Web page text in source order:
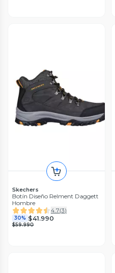
Skechers
Botín Diseño Relment Daggett
Hombre
4.7(3)
30% $41.990
$59.990